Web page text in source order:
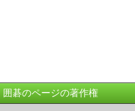
囲碁のページの著作権